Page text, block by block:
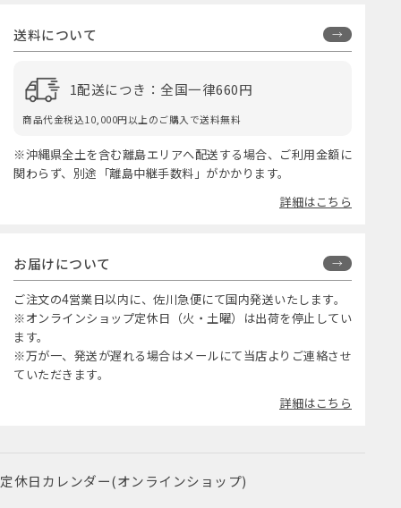
送料について
1配送につき：全国一律660円
商品代金税込10,000円以上のご購入で送料無料
※沖縄県全土を含む離島エリアへ配送する場合、ご利用金額に
関わらず、別途「離島中継手数料」がかかります。
詳細はこちら
お届けについて
ご注文の4営業日以内に、佐川急便にて国内発送いたします。
※オンラインショップ定休日（火・土曜）は出荷を停止してい
ます。
※万が一、発送が遅れる場合はメールにて当店よりご連絡させ
ていただきます。
詳細はこちら
定休日カレンダー(オンラインショップ)